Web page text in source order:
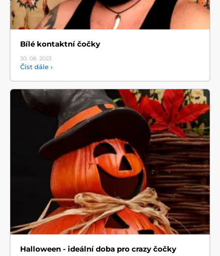
Bílé kontaktní čočky
30. 08. 2023
Číst dále ›
Halloween - ideální doba pro crazy čočky